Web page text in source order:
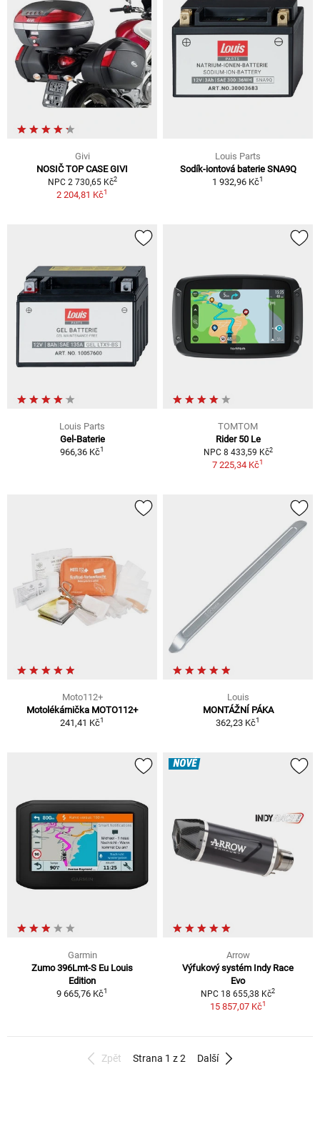
Givi
NOSIČ TOP CASE GIVI
NPC 2 730,65 Kč2
2 204,81 Kč1
Louis Parts
Sodík-iontová baterie SNA9Q
1 932,96 Kč1
Louis Parts
Gel-Baterie
966,36 Kč1
TOMTOM
Rider 50 Le
NPC 8 433,59 Kč2
7 225,34 Kč1
Moto112+
Motolékárnička MOTO112+
241,41 Kč1
Louis
MONTÁŽNÍ PÁKA
362,23 Kč1
Garmin
Zumo 396Lmt-S Eu Louis
Edition
9 665,76 Kč1
NOVÉ
Arrow
Výfukový systém Indy Race
Evo
NPC 18 655,38 Kč2
15 857,07 Kč1
Zpět Strana 1 z 2 Další